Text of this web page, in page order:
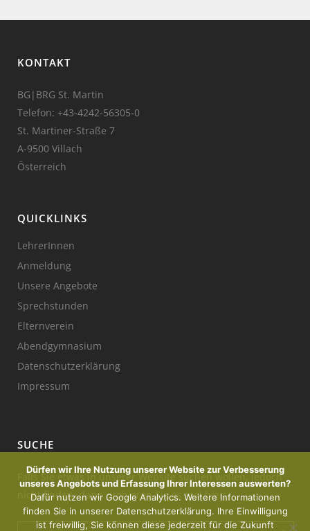
KONTAKT
BG|BRG St. Martin
Telefon: +43-4242-56305-0
St. Martiner-Straße 7
A-9500 Villach
Österreich
QUICKLINKS
LehrerInnen
Anmeldung
Unsere Angebote
Sprechstunden
Elternverein
Abendgymnasium
Datenschutzerklärung
Impressum
SUCHE
Falls Sie etwas in unserer Website suchen wollen, jedoch
nicht finden, dann probieren Sie es mal hier:
Dürfen wir Ihre Nutzung unserer Website zur Verbesserung
unseres Angebots und Erfassung Ihrer Interessen auswerten?
Dafür nutzen wir Google Analytics. Weitere Informationen
finden Sie in unserer Datenschutzerklärung. Ihre Einwilligung
ist freiwillig, Sie können diese jederzeit für die Zukunft